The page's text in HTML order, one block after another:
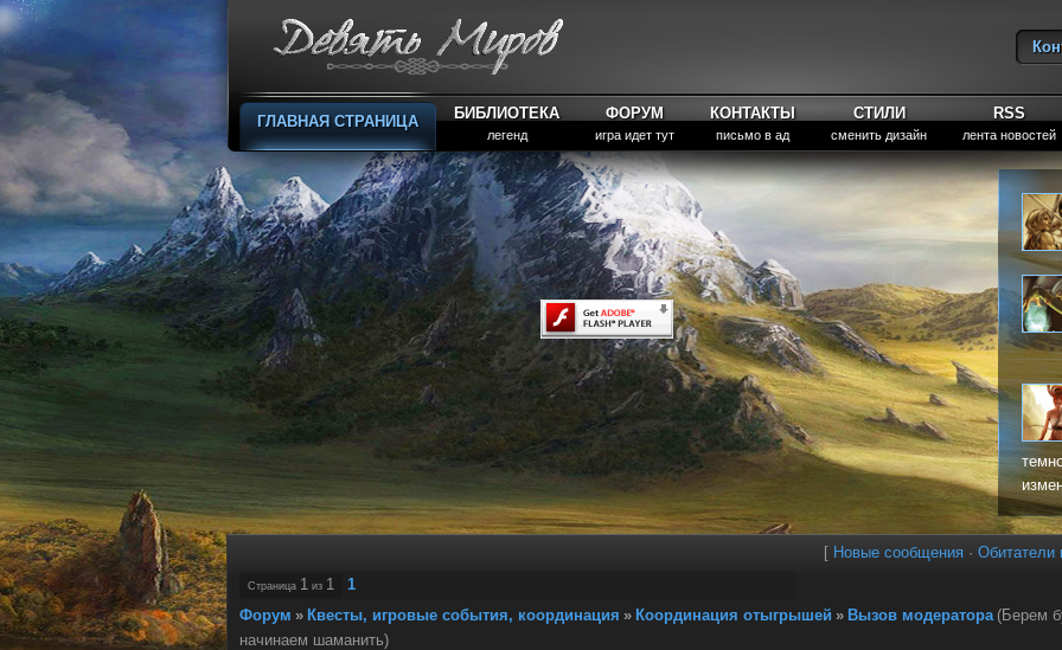
ГЛАВНАЯ СТРАНИЦА БИБЛИОТЕКА
легенд
ФОРУМ
игра идет тут
КОНТАКТЫ
письмо в ад
СТИЛИ
сменить дизайн
RSS
лента новостей
[ Новые сообщения · Обитатели
Страница 1 из 1
1
Форум » Квесты, игровые события, координация » Координация отыгрышей » Вызов модератора (Берем
начинаем шаманить)